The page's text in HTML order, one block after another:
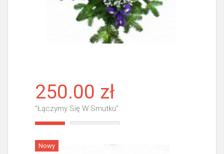
250.00 zł
"Łączymy Się W Smutku"
Nowy